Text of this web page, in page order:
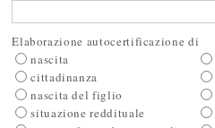
Elaborazione autocertificazione di
nascita
cittadinanza
nascita del figlio
situazione reddituale